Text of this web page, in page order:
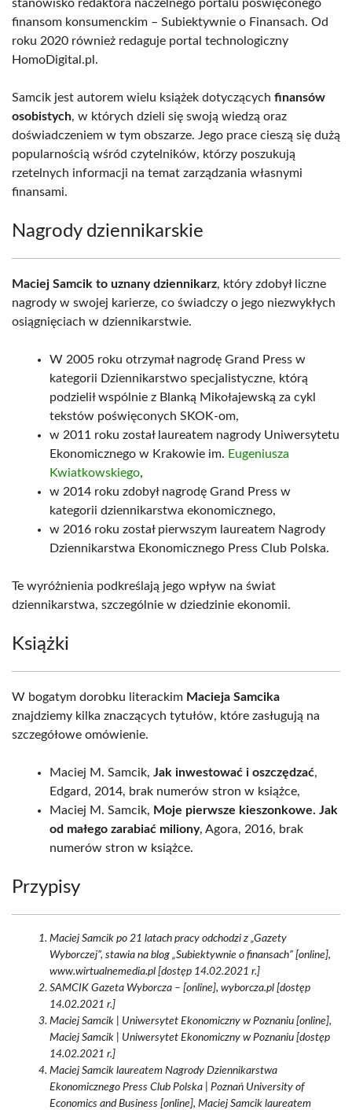
stanowisko redaktora naczelnego portalu poświęconego
finansom konsumenckim – Subiektywnie o Finansach. Od
roku 2020 również redaguje portal technologiczny
HomoDigital.pl.
Samcik jest autorem wielu książek dotyczących finansów
osobistych, w których dzieli się swoją wiedzą oraz
doświadczeniem w tym obszarze. Jego prace cieszą się dużą
popularnością wśród czytelników, którzy poszukują
rzetelnych informacji na temat zarządzania własnymi
finansami.
Nagrody dziennikarskie
Maciej Samcik to uznany dziennikarz, który zdobył liczne
nagrody w swojej karierze, co świadczy o jego niezwykłych
osiągnięciach w dziennikarstwie.
W 2005 roku otrzymał nagrodę Grand Press w
kategorii Dziennikarstwo specjalistyczne, którą
podzielił wspólnie z Blanką Mikołajewską za cykl
tekstów poświęconych SKOK-om,
w 2011 roku został laureatem nagrody Uniwersytetu
Ekonomicznego w Krakowie im. Eugeniusza
Kwiatkowskiego,
w 2014 roku zdobył nagrodę Grand Press w
kategorii dziennikarstwa ekonomicznego,
w 2016 roku został pierwszym laureatem Nagrody
Dziennikarstwa Ekonomicznego Press Club Polska.
Te wyróżnienia podkreślają jego wpływ na świat
dziennikarstwa, szczególnie w dziedzinie ekonomii.
Książki
W bogatym dorobku literackim Macieja Samcika
znajdziemy kilka znaczących tytułów, które zasługują na
szczegółowe omówienie.
Maciej M. Samcik, Jak inwestować i oszczędzać,
Edgard, 2014, brak numerów stron w książce,
Maciej M. Samcik, Moje pierwsze kieszonkowe. Jak
od małego zarabiać miliony, Agora, 2016, brak
numerów stron w książce.
Przypisy
Maciej Samcik po 21 latach pracy odchodzi z „Gazety
Wyborczej”, stawia na blog „Subiektywnie o finansach” [online],
www.wirtualnemedia.pl [dostęp 14.02.2021 r.]
SAMCIK Gazeta Wyborcza – [online], wyborcza.pl [dostęp
14.02.2021 r.]
Maciej Samcik | Uniwersytet Ekonomiczny w Poznaniu [online],
Maciej Samcik | Uniwersytet Ekonomiczny w Poznaniu [dostęp
14.02.2021 r.]
Maciej Samcik laureatem Nagrody Dziennikarstwa
Ekonomicznego Press Club Polska | Poznań University of
Economics and Business [online], Maciej Samcik laureatem